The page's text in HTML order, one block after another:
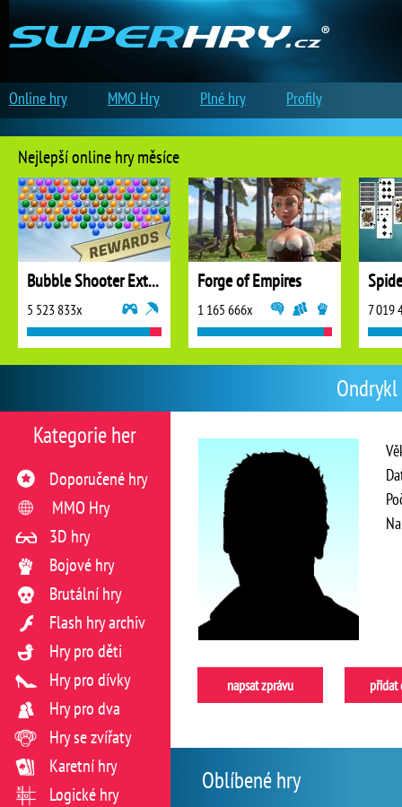
napsat zprávu přidat
Oblíbené hry
Kategorie her
Doporučené hry
MMO Hry
3D hry
Bojové hry
Brutální hry
Flash hry archiv
Hry pro děti
Hry pro dívky
Hry pro dva
Hry se zvířaty
Karetní hry
Logické hry
Nejlepší online hry měsíce
Bubble Shooter Extreme
5 523 833x
Forge of Empires
1 165 666x 7 019
Online hry MMO Hry Plné hry Profily